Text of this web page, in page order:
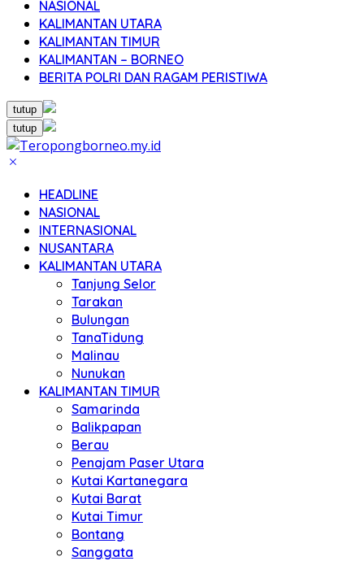
NASIONAL
KALIMANTAN UTARA
KALIMANTAN TIMUR
KALIMANTAN – BORNEO
BERITA POLRI DAN RAGAM PERISTIWA
tutup
tutup
HEADLINE
NASIONAL
INTERNASIONAL
NUSANTARA
KALIMANTAN UTARA
Tanjung Selor
Tarakan
Bulungan
TanaTidung
Malinau
Nunukan
KALIMANTAN TIMUR
Samarinda
Balikpapan
Berau
Penajam Paser Utara
Kutai Kartanegara
Kutai Barat
Kutai Timur
Bontang
Sanggata